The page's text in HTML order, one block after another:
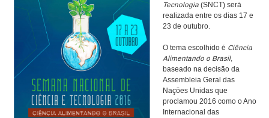
Tecnologia (SNCT) será
realizada entre os dias 17 e
23 de outubro.
O tema escolhido é Ciência
Alimentando o Brasil,
baseado na decisão da
Assembleia Geral das
Nações Unidas que
proclamou 2016 como o Ano
Internacional das